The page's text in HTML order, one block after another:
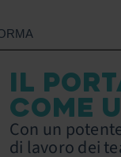
IL
COME
Con un
di lavoro dei